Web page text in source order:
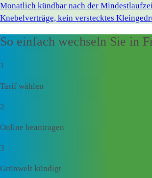
Monatlich kündbar nach der
Knebelverträge, kein verstecktes
So einfach wechseln Sie in
1
Tarif wählen
2
Online beantragen
3
Grünwelt kündigt